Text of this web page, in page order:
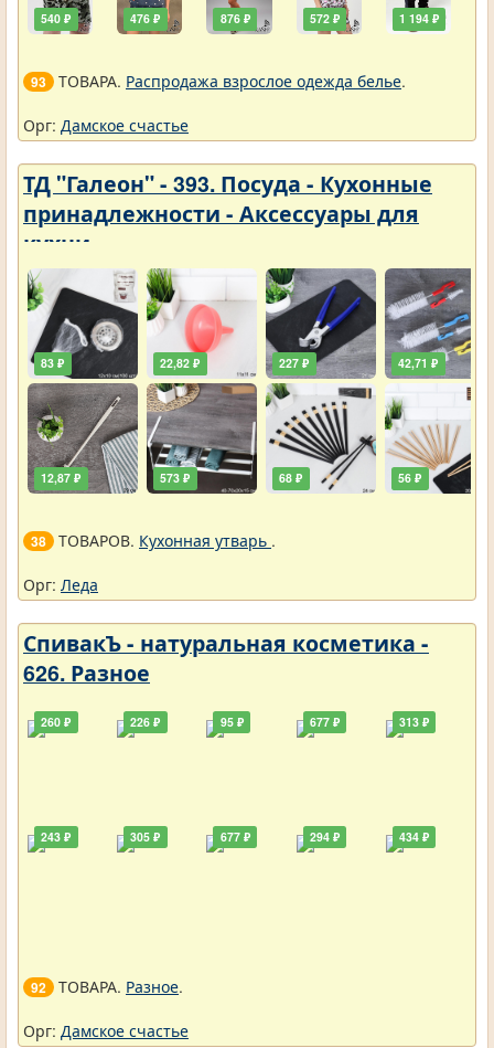
540 ₽ 476 ₽ 876 ₽ 572 ₽ 1 194 ₽
93 ТОВАРА. Распродажа взрослое одежда белье.
Орг: Дамское счастье
ТД "Галеон" - 393. Посуда - Кухонные
принадлежности - Аксессуары для
кухни
83 ₽
12,87 ₽
22,82 ₽
573 ₽
227 ₽
68 ₽
42,71 ₽
56 ₽
38 ТОВАРОВ. Кухонная утварь .
Орг: Леда
СпивакЪ - натуральная косметика -
626. Разное
260 ₽
243 ₽
226 ₽
305 ₽
95 ₽
677 ₽
677 ₽
294 ₽
313 ₽
434 ₽
92 ТОВАРА. Разное.
Орг: Дамское счастье